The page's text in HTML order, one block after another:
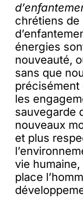
chrétiens de
énergies
nouveauté,
sans que
précisément
les
sauvegarde
nouveaux
et plus
vie
place